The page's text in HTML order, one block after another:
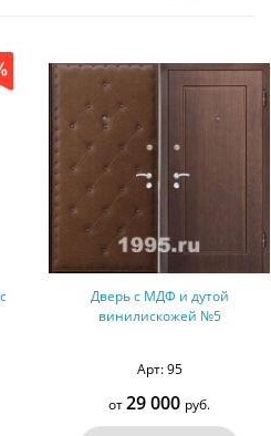
Дверь с МДФ и дутой
винилискожей №5
Арт: 95
от29 000руб.